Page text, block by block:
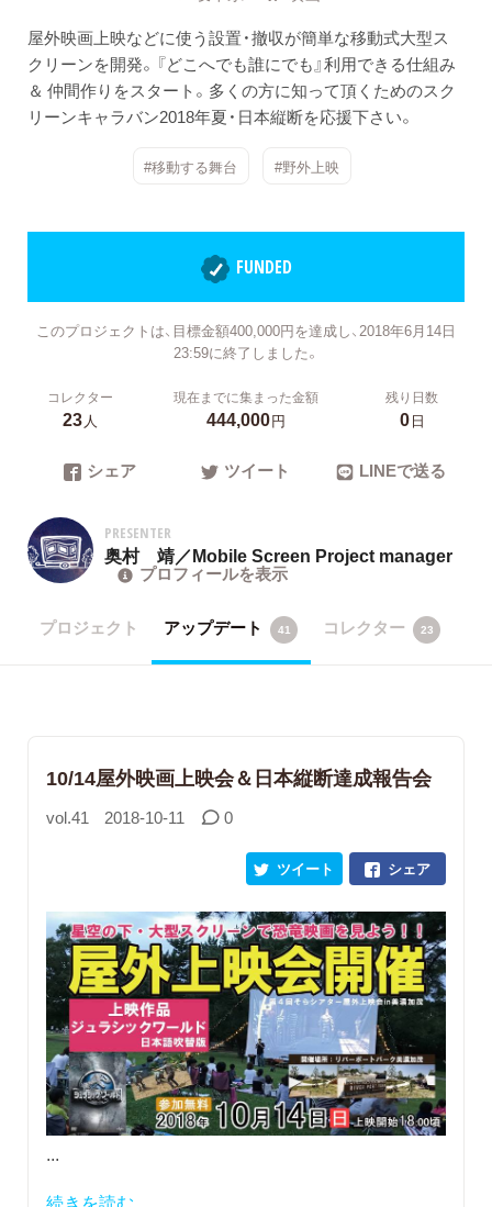
屋外映画上映などに使う設置・撤収が簡単な移動式大型ス
クリーンを開発。『どこへでも誰にでも』利用できる仕組み
＆ 仲間作りをスタート。多くの方に知って頂くためのスク
リーンキャラバン2018年夏・日本縦断を応援下さい。
#移動する舞台 #野外上映
FUNDED
このプロジェクトは、目標金額400,000円を達成し、2018年6月14日
23:59に終了しました。
コレクター
23人
現在までに集まった金額
444,000円
残り日数
0日
シェア ツイート LINEで送る
PRESENTER
奥村 靖／Mobile Screen Project manager
プロフィールを表示
プロジェクト アップデート 41 コレクター 23
10/14屋外映画上映会＆日本縦断達成報告会
vol.41 2018-10-11 0
シェア
ツイート
...